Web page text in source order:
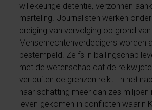
willekeurige detentie, verzonnen
marteling. Journalisten werken
dreiging van vervolging op grond
Mensenrechtenverdedigers worden
bestempeld. Zelfs in ballingschap
met de wetenschap dat de
ver buiten de grenzen reikt. In het
naar schatting meer dan zes
leven gekomen in conflicten waarin